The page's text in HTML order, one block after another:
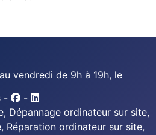
vendredi de 9h à 19h, le
-
-
Dépannage ordinateur sur site,
Réparation ordinateur sur site,